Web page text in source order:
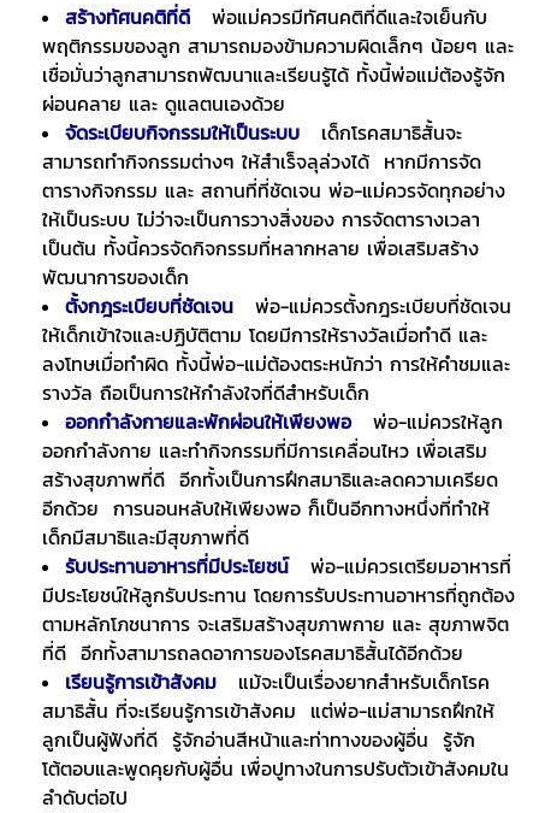
สร้างทัศนคติที่ดี พ่อแม่ควรมีทัศนคติที่ดีและใจเย็นกับ
พฤติกรรมของลูก สามารถมองข้ามความผิดเล็กๆ น้อยๆ และ
เชื่อมั่นว่าลูกสามารถพัฒนาและเรียนรู้ได้ ทั้งนี้พ่อแม่ต้องรู้จัก
ผ่อนคลาย และ ดูแลตนเองด้วย
จัดระเบียบกิจกรรมให้เป็นระบบ
เด็กโรคสมาธิสั้นจะ
สามารถทำกิจกรรมต่างๆ ให้สำเร็จลุล่วงได้ หากมีการจัด
ตารางกิจกรรม และ สถานที่ที่ชัดเจน พ่อ-แม่ควรจัดทุกอย่าง
ให้เป็นระบบ ไม่ว่าจะเป็นการวางสิ่งของ การจัดตารางเวลา
เป็นต้น ทั้งนี้ควรจัดกิจกรรมที่หลากหลาย เพื่อเสริมสร้าง
พัฒนาการของเด็ก
ตั้งกฎระเบียบที่ชัดเจน พ่อ-แม่ควรตั้งกฎระเบียบที่ชัดเจน
ให้เด็กเข้าใจและปฏิบัติตาม โดยมีการให้รางวัลเมื่อทำดี และ
ลงโทษเมื่อทำผิด ทั้งนี้พ่อ-แม่ต้องตระหนักว่า การให้คำชมและ
รางวัล ถือเป็นการให้กำลังใจที่ดีสำหรับเด็ก
ออกกำลังกายและพักผ่อนให้เพียงพอพ่อ-แม่ควรให้ลูก
ออกกำลังกาย และทำกิจกรรมที่มีการเคลื่อนไหว เพื่อเสริม
สร้างสุขภาพที่ดี อีกทั้งเป็นการฝึกสมาธิและลดความเครียด
อีกด้วย การนอนหลับให้เพียงพอ ก็เป็นอีกทางหนึ่งที่ทำให้
เด็กมีสมาธิและมีสุขภาพที่ดี
รับประทานอาหารที่มีประโยชน์
พ่อ-แม่ควรเตรียมอาหารที่
มีประโยชน์ให้ลูกรับประทาน โดยการรับประทานอาหารที่ถูกต้อง
ตามหลักโภชนาการ จะเสริมสร้างสุขภาพกาย และ สุขภาพจิต
ที่ดี อีกทั้งสามารถลดอาการของโรคสมาธิสั้นได้อีกด้วย
เรียนรู้การเข้าสังคม แม้จะเป็นเรื่องยากสำหรับเด็กโรค
สมาธิสั้น ที่จะเรียนรู้การเข้าสังคม แต่พ่อ-แม่สามารถฝึกให้
ลูกเป็นผู้ฟังที่ดี รู้จักอ่านสีหน้าและท่าทางของผู้อื่น รู้จัก
โต้ตอบและพูดคุยกับผู้อื่น เพื่อปูทางในการปรับตัวเข้าสังคมใน
ลำดับต่อไป